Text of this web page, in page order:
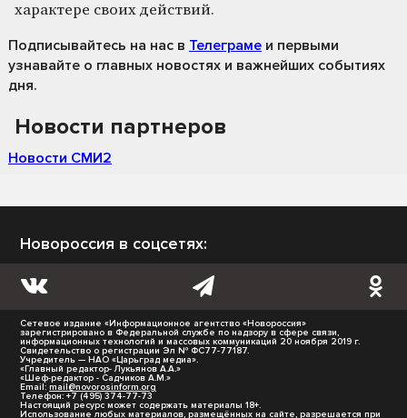
характере своих действий.
Подписывайтесь на нас в Телеграме и первыми
узнавайте о главных новостях и важнейших событиях
дня.
Новости партнеров
Новости СМИ2
Новороссия в соцсетях:
Сетевое издание «Информационное агентство «Новороссия»
зарегистрировано в Федеральной службе по надзору в сфере связи,
информационных технологий и массовых коммуникаций 20 ноября 2019 г.
Свидетельство о регистрации Эл № ФС77-77187.
Учредитель — НАО «Царьград медиа».
«Главный редактор- Лукьянов А.А.»
«Шеф-редактор - Садчиков А.М.»
Email: mail@novorosinform.org
Телефон: +7 (495) 374-77-73
Настоящий ресурс может содержать материалы 18+.
Использование любых материалов, размещённых на сайте, разрешается при